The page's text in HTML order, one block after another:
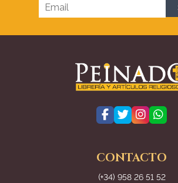
CONTACTO
(+34) 958 26 51 52